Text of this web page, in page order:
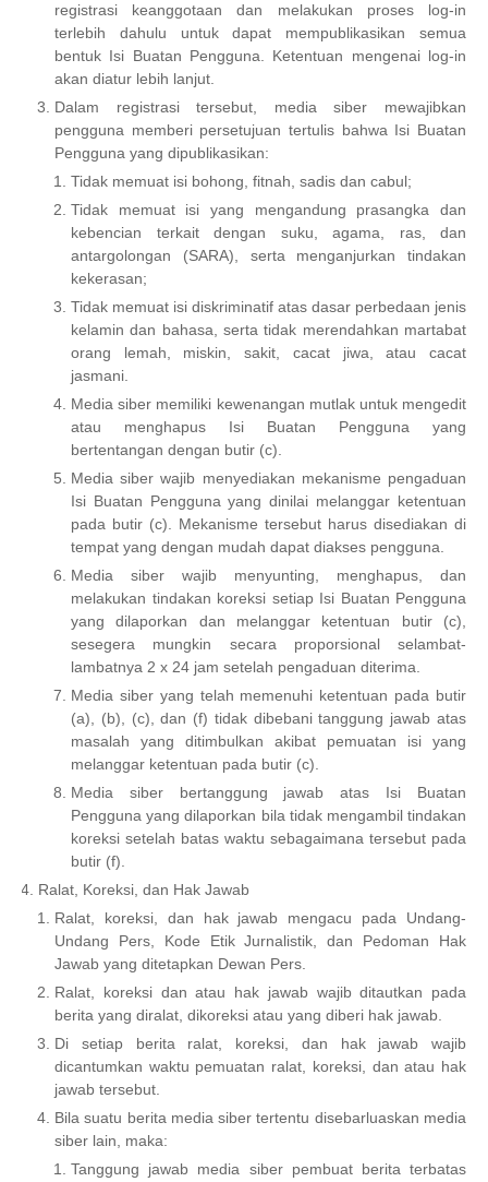
registrasi keanggotaan dan melakukan proses log-in
terlebih dahulu untuk dapat mempublikasikan semua
bentuk Isi Buatan Pengguna. Ketentuan mengenai log-in
akan diatur lebih lanjut.
Dalam registrasi tersebut, media siber mewajibkan
pengguna memberi persetujuan tertulis bahwa Isi Buatan
Pengguna yang dipublikasikan:
Tidak memuat isi bohong, fitnah, sadis dan cabul;
Tidak memuat isi yang mengandung prasangka dan
kebencian terkait dengan suku, agama, ras, dan
antargolongan (SARA), serta menganjurkan tindakan
kekerasan;
Tidak memuat isi diskriminatif atas dasar perbedaan jenis
kelamin dan bahasa, serta tidak merendahkan martabat
orang lemah, miskin, sakit, cacat jiwa, atau cacat
jasmani.
Media siber memiliki kewenangan mutlak untuk mengedit
atau menghapus Isi Buatan Pengguna yang
bertentangan dengan butir (c).
Media siber wajib menyediakan mekanisme pengaduan
Isi Buatan Pengguna yang dinilai melanggar ketentuan
pada butir (c). Mekanisme tersebut harus disediakan di
tempat yang dengan mudah dapat diakses pengguna.
Media siber wajib menyunting, menghapus, dan
melakukan tindakan koreksi setiap Isi Buatan Pengguna
yang dilaporkan dan melanggar ketentuan butir (c),
sesegera mungkin secara proporsional selambat-
lambatnya 2 x 24 jam setelah pengaduan diterima.
Media siber yang telah memenuhi ketentuan pada butir
(a), (b), (c), dan (f) tidak dibebani tanggung jawab atas
masalah yang ditimbulkan akibat pemuatan isi yang
melanggar ketentuan pada butir (c).
Media siber bertanggung jawab atas Isi Buatan
Pengguna yang dilaporkan bila tidak mengambil tindakan
koreksi setelah batas waktu sebagaimana tersebut pada
butir (f).
Ralat, Koreksi, dan Hak Jawab
Ralat, koreksi, dan hak jawab mengacu pada Undang-
Undang Pers, Kode Etik Jurnalistik, dan Pedoman Hak
Jawab yang ditetapkan Dewan Pers.
Ralat, koreksi dan atau hak jawab wajib ditautkan pada
berita yang diralat, dikoreksi atau yang diberi hak jawab.
Di setiap berita ralat, koreksi, dan hak jawab wajib
dicantumkan waktu pemuatan ralat, koreksi, dan atau hak
jawab tersebut.
Bila suatu berita media siber tertentu disebarluaskan media
siber lain, maka:
Tanggung jawab media siber pembuat berita terbatas